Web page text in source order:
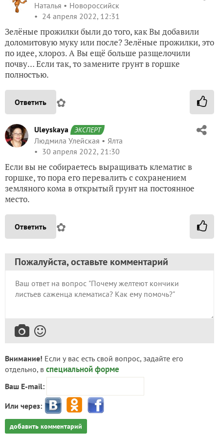
Наталья
Новороссийск
24 апреля 2022, 12:31
Зелёные прожилки были до того, как Вы добавили
доломитовую муку или после? Зелёные прожилки, это
по идее, хлороз. А Вы ещё больше разщелочили
почву… Если так, то замените грунт в горшке
полностью.
Ответить ✿
Uleyskaya ЭКСПЕРТ
Людмила Улейская
Ялта
30 апреля 2022, 21:30
Если вы не собираетесь выращивать клематис в
горшке, то пора его перевалить с сохранением
земляного кома в открытый грунт на постоянное
место.
Ответить ✿
Пожалуйста, оставьте комментарий
Внимание! Если у вас есть свой вопрос, задайте его
отдельно, в специальной форме
Ваш E-mail:
Или через:
добавить комментарий